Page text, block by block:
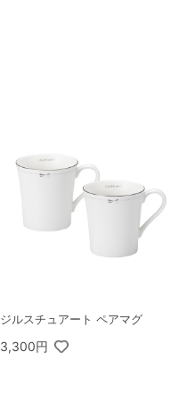
ジルスチュアート ペアマグ
3,300円